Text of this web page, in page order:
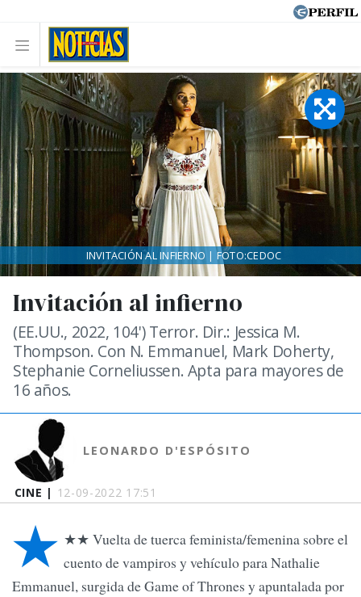
CINE | 12-09-2022 17:51
Invitación al infierno
(EE.UU., 2022, 104') Terror. Dir.: Jessica M.
Thompson. Con N. Emmanuel, Mark Doherty,
Stephanie Corneliussen. Apta para mayores de
16 años.
LEONARDO D'ESPÓSITO
INVITACIÓN AL INFIERNO | FOTO:CEDOC
★ ★★ Vuelta de tuerca feminista/femenina sobre el
cuento de vampiros y vehículo para Nathalie
Emmanuel, surgida de Game of Thrones y apuntalada por